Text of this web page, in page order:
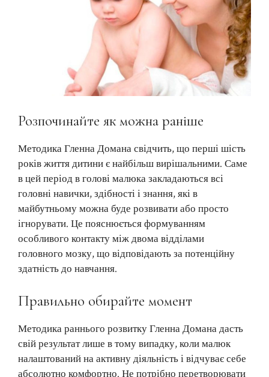
Розпочинайте як можна раніше
Методика Гленна Домана свідчить, що перші шість
років життя дитини є найбільш вирішальними. Саме
в цей період в голові малюка закладаються всі
головні навички, здібності і знання, які в
майбутньому можна буде розвивати або просто
ігнорувати. Це пояснюється формуванням
особливого контакту між двома відділами
головного мозку, що відповідають за потенційну
здатність до навчання.
Правильно обирайте момент
Методика раннього розвитку Гленна Домана дасть
свій результат лише в тому випадку, коли малюк
налаштований на активну діяльність і відчуває себе
абсолютно комфортно. Не потрібно перетворювати